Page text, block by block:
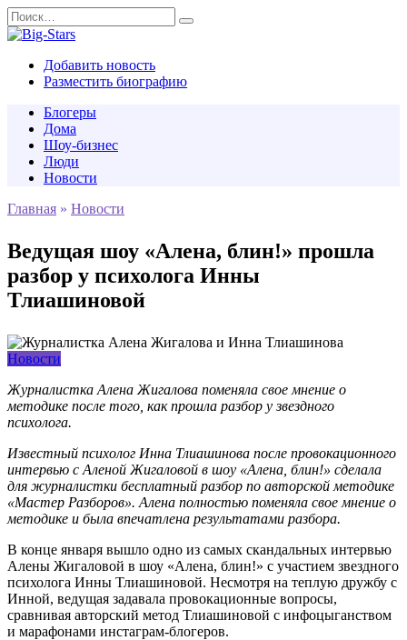
Перейти
к
содержанию
Search
for:
Добавить новость
Разместить биографию
Блогеры
Дома
Шоу-бизнес
Люди
Новости
Главная » Новости
Ведущая шоу «Алена, блин!» прошла
разбор у психолога Инны
Тлиашиновой
Новости
Журналистка Алена Жигалова поменяла свое мнение о
методике после того, как прошла разбор у звездного
психолога.
Известный психолог Инна Тлиашинова после провокационного
интервью с Аленой Жигаловой в шоу «Алена, блин!» сделала
для журналистки бесплатный разбор по авторской методике
«Мастер Разборов». Алена полностью поменяла свое мнение о
методике и была впечатлена результатами разбора.
В конце января вышло одно из самых скандальных интервью
Алены Жигаловой в шоу «Алена, блин!» с участием звездного
психолога Инны Тлиашиновой. Несмотря на теплую дружбу с
Инной, ведущая задавала провокационные вопросы,
сравнивая авторский метод Тлиашиновой с инфоцыганством
и марафонами инстаграм-блогеров.